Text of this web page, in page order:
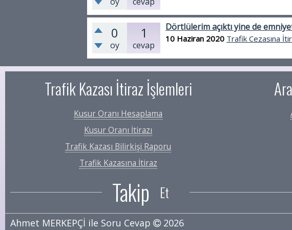
0
oy
1
cevap
Dörtlülerim açıktı yine de
10 Haziran 2020 Trafik Cezasına
Trafik Kazası İtiraz İşlemleri
Kusur Oranı Hesaplama
Kusur Oranı İtirazı
Trafik Kazası Bilirkişi Raporu
Trafik Kazasına İtiraz
Takip Et
Ahmet MERKEPÇİ ile Soru Cevap 2026